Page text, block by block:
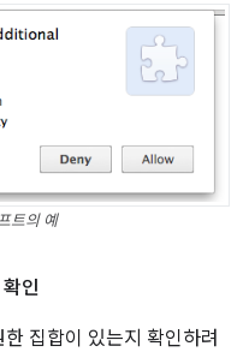
트의 예
인
집합이 있는지 확인하려